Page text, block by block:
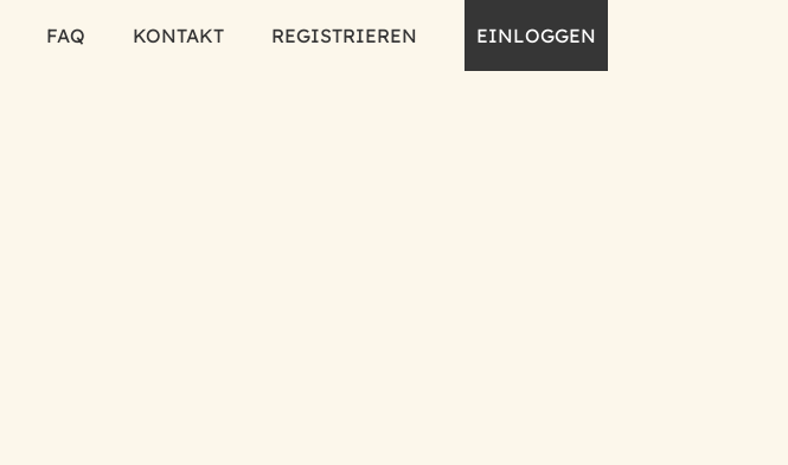
FAQ KONTAKT REGISTRIEREN EINLOGGEN